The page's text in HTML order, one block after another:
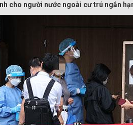
cho người nước ngoài cư trú ngắn